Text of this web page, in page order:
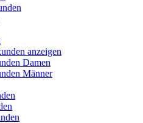
anzeigen
Damen
Männer